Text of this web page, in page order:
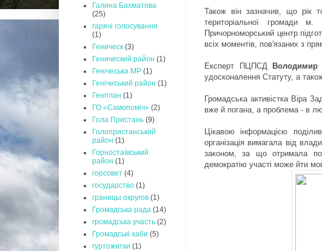
Також він зазначив, що рік
територіальної громади
Причорноморський центр
всіх моментів, пов'язаних з
Експерт ПЦПСД Володимир
удосконалення Статуту, а
Громадська активістка Віра
вже й погана, а проблема - в
Цікавою інформацією
організація вимагала від
законом, за що отримала
демократію участі може йти
Галина Бахматова
(25)
гарячі голосування
(1)
Геническ (3)
Генический район (1)
Генічеська МР (1)
Генічеський район (1)
Генплан (1)
ГО «Самопоміч» (2)
Гола Пристань (9)
Голопристанський
район (1)
Горностаївський
район (1)
горсовет (4)
государство (1)
границы округов (1)
Громадська рада (14)
громадська участь (2)
Громадські хаби (5)
гуртожитки (1)